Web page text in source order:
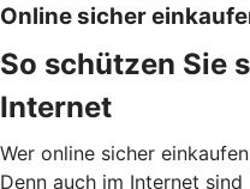
Online sicher
So schützen Sie
Internet
Wer online sicher
Denn auch im Internet